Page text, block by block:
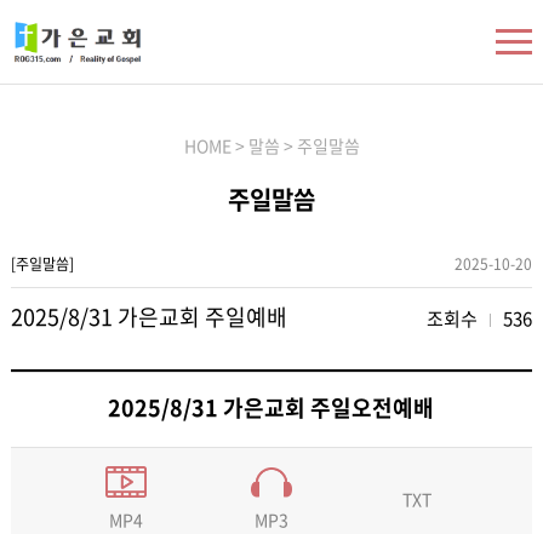
HOME > 말씀 > 주일말씀
주일말씀
[주일말씀] 2025-10-20
2025/8/31 가은교회 주일예배 조회수 536
2025/8/31 가은교회 주일오전예배
MP4 MP3
TXT